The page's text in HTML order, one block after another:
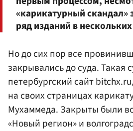
«карикатурный скандал»
ряд изданий в
Но до сих пор все
закрывались до суда. Такая
петербургский сайт
на своих страницах
Мухаммеда. Закрыты были
«Новый регион» и